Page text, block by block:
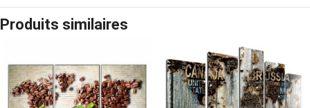
Produits similaires